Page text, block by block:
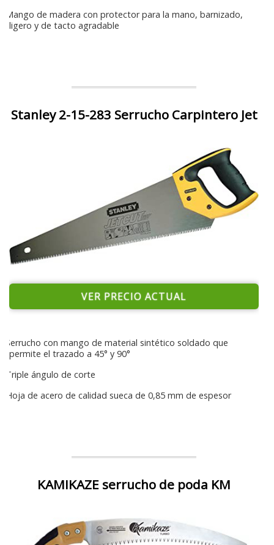
Mango de madera con protector para la mano, barnizado,
ligero y de tacto agradable
Stanley 2-15-283 Serrucho Carpintero Jet
VER PRECIO ACTUAL
Serrucho con mango de material sintético soldado que
permite el trazado a 45° y 90°
Triple ángulo de corte
Hoja de acero de calidad sueca de 0,85 mm de espesor
KAMIKAZE serrucho de poda KM